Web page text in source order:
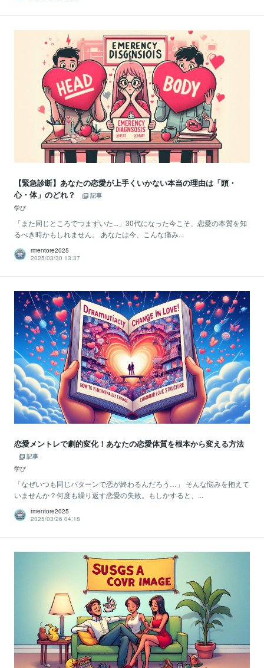
【緊急診断】あなたの恋愛が上手くいかない本当の理由は「頭・
心・体」のどれ？
記事
学び
「また同じところでつまずいた...」30代になった今こそ、恋愛の本質を知
るべき時かもしれません。 あなたは今、こんな痛み...
rmentore2025
2025/03/30 13:37
恋愛メントレで劇的変化！あなたの恋愛体質を根本から変える方法
記事
学び
「なぜいつも同じパターンで恋が終わるんだろう…」 そんな悩みを抱えて
いませんか？何度も繰り返す恋愛の失敗。もしかすると、...
rmentore2025
2025/03/26 04:18